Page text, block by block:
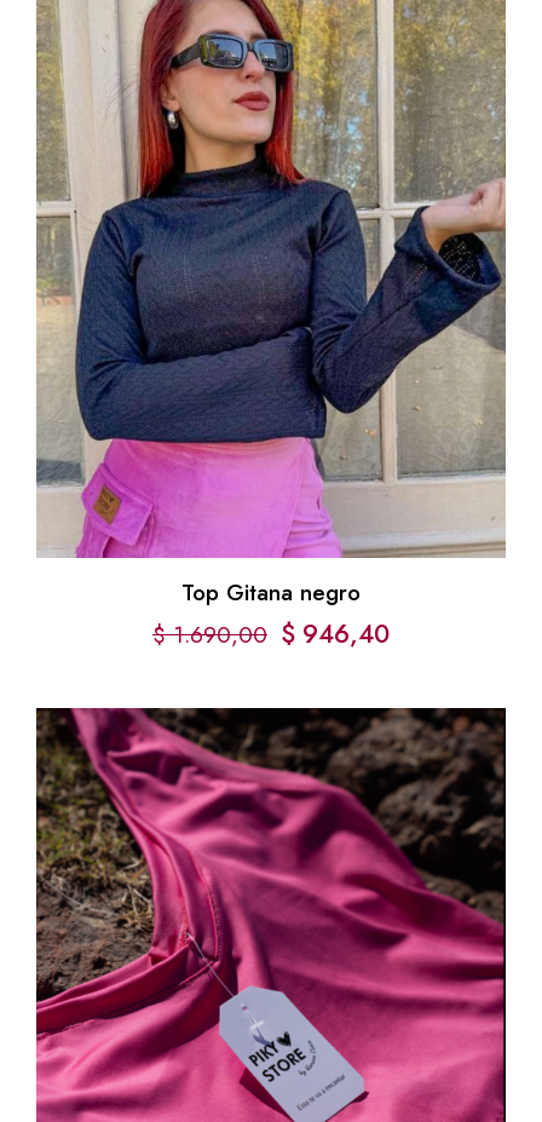
Top Gitana negro
$1.690,00 $ 946,40